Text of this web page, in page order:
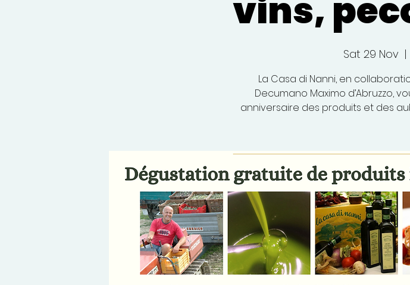
vins,
Sat 29 Nov
  |
La Casa di Nanni, en
Decumano Maximo d’Abruzzo,
anniversaire des produits et des